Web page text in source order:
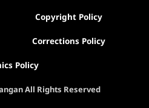
Copyright Policy
Corrections Policy
Policy
All Rights Reserved